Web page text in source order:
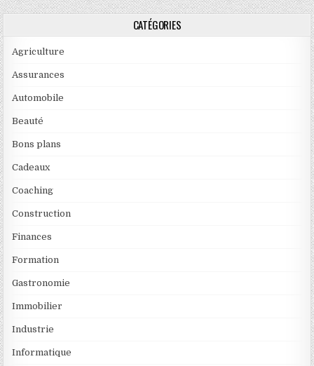
CATÉGORIES
Agriculture
Assurances
Automobile
Beauté
Bons plans
Cadeaux
Coaching
Construction
Finances
Formation
Gastronomie
Immobilier
Industrie
Informatique